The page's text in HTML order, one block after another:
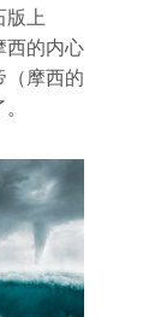
版上
西的内心
（摩西的